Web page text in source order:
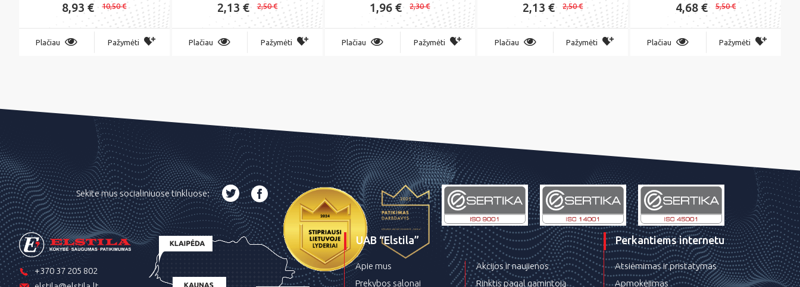
8,93 € 10,50 €
Plačiau Pažymėti
2,13 € 2,50 €
Plačiau Pažymėti
1,96 € 2,30 €
Plačiau Pažymėti
2,13 € 2,50 €
Plačiau Pažymėti
4,68 € 5,50 €
Plačiau Pažymėti
Sekite mus socialiniuose tinkluose:
+370 37 205 802
UAB “Elstila”
Apie mus
Prekybos salonai
Akcijos ir naujienos
Rinktis pagal gamintoją
Perkantiems internetu
Atsiėmimas ir pristatymas
Apmokėjimas